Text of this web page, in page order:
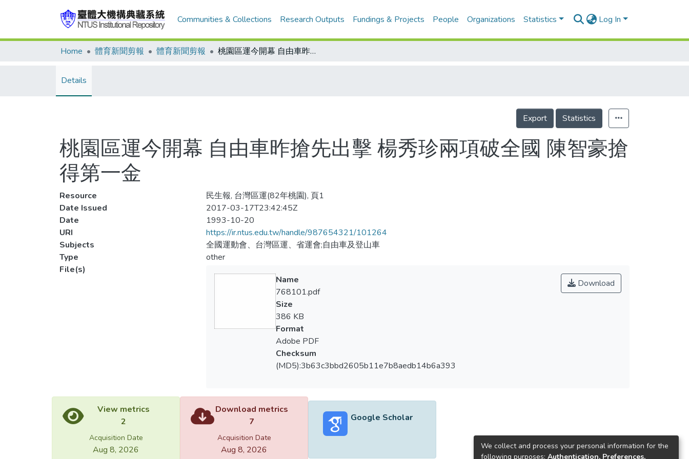
Communities & Collections Research Outputs Fundings & Projects People Organizations Statistics Log In
Home 體育新聞剪報 體育新聞剪報 桃園區運今開幕 自由車昨搶先出擊 楊秀珍兩項破全國 陳智豪搶得第一金
Details
Export Statistics
桃園區運今開幕 自由車昨搶先出擊 楊秀珍兩項破全國 陳智豪搶
得第一金
Resource
民生報, 台灣區運(82年桃園), 頁1
Date Issued
2017-03-17T23:42:45Z
Date
1993-10-20
URI
https://ir.ntus.edu.tw/handle/987654321/101264
Subjects
全國運動會、台灣區運、省運會;自由車及登山車
Type
other
File(s)
Download
Name
768101.pdf
Size
386 KB
Format
Adobe PDF
Checksum
(MD5):3b63c3bbd2605b11e7b8aedb14b6a393
View metrics
2
Acquisition Date
Aug 8, 2026
Download metrics
7
Acquisition Date
Aug 8, 2026
Google Scholar
We collect and process your personal information for the
following purposes: Authentication, Preferences,